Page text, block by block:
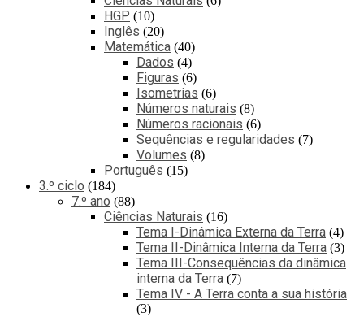
HGP 10
Inglês 20
Matemática 40
Dados 4
Figuras 6
Isometrias 6
Números naturais 8
Números racionais 6
Sequências e regularidades 7
Volumes 8
Português 15
3.º ciclo 184
7.º ano 88
Ciências Naturais 16
Tema I-Dinâmica Externa da Terra 4
Tema II-Dinâmica Interna da Terra 3
Tema III-Consequências da dinâmica
interna da Terra 7
Tema IV - A Terra conta a sua história
3